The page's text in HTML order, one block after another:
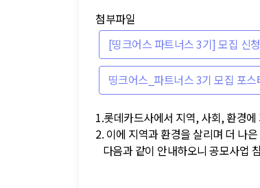
첨부파일
[띵크어스 파트너스 3기] 모집 신
띵크어스_파트너스 3기 모집 포
1.롯데카드사에서 지역, 사회, 환경
2. 이에 지역과 환경을 살리며 더 나
다음과 같이 안내하오니 공모사업